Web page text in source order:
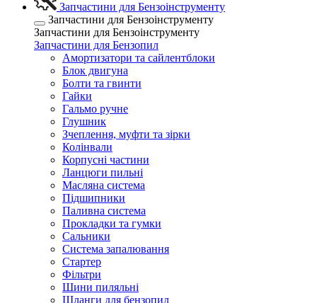
Запчастини для Бензоінструменту
Запчастини для Бензоінструменту
Запчастини для Бензоінструменту
Запчастини для Бензопил
Амортизатори та сайлентблоки
Блок двигуна
Болти та гвинти
Гайки
Гальмо ручне
Глушник
Зчеплення, муфти та зірки
Колінвали
Корпусні частини
Ланцюги пильні
Масляна система
Підшипники
Паливна система
Прокладки та гумки
Сальники
Система запалювання
Стартер
Фільтри
Шини пиляльні
Шланги для бензопил